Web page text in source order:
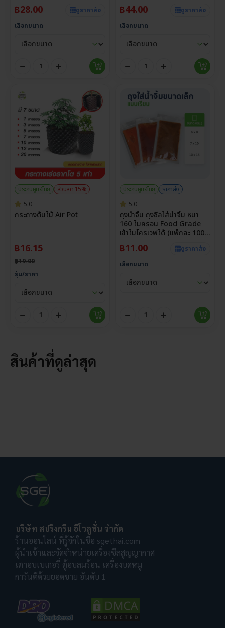
฿28.00
ดูราคาส่ง
เลือกขนาด
฿44.00
ดูราคาส่ง
เลือกขนาด
ประกันศูนย์ไทย
ส่วนลด 15%
5.0
กระถางต้นไม้ Air Pot
฿16.15
฿19.00
รุ่น/ราคา
ประกันศูนย์ไทย
ราคาส่ง
5.0
ถุงน้ำจิ้ม ถุงซีลใส่น้ำจิ้ม หนา
160 ไมครอน Food Grade
เข้าไมโครเวฟได้ (แพ็กละ 100
฿11.00
ดูราคาส่ง
เลือกขนาด
สินค้าที่ดูล่าสุด
บริษัท สปริงกรีน อีโวลูชั่น จำกัด
ร้านออนไลน์ ที่รู้จักในชื่อ sgethai.com
ผู้นำเข้าและจัดจำหน่ายเครื่องซีลสูญญากาศ
เตาอบเบเกอรี่ ตู้อบลมร้อน เครื่องบดหมู
การันตีด้วยยอดขาย อันดับ 1